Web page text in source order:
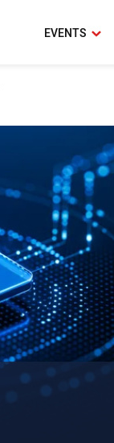
EVENTS